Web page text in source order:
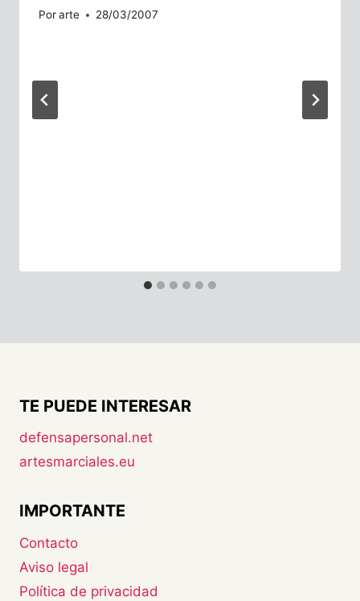
Porarte 28/03/2007
TE PUEDE INTERESAR
defensapersonal.net
artesmarciales.eu
IMPORTANTE
Contacto
Aviso legal
Política de privacidad